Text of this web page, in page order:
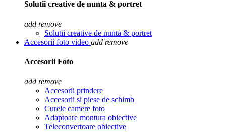
Solutii creative de nunta & portret
add remove
Solutii creative de nunta & portret
Accesorii foto video add remove
Accesorii Foto
add remove
Accesorii prindere
Accesorii si piese de schimb
Curele camere foto
Adaptoare montura obiective
Teleconvertoare obiective